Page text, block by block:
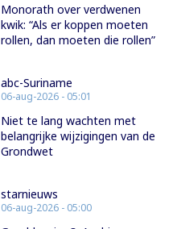
Monorath over verdwenen
kwik: “Als er koppen moeten
rollen, dan moeten die rollen”
abc-Suriname
06-aug-2026 - 05:01
Niet te lang wachten met
belangrijke wijzigingen van de
Grondwet
starnieuws
06-aug-2026 - 05:00